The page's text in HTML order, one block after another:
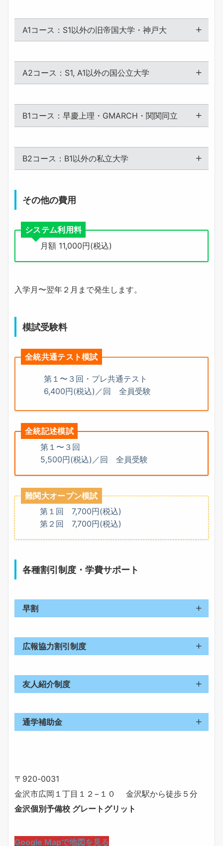
半期プランニング料金 110,000（税込）
半期指導料 220,000 （税込）
半期プランニング料金 220,000（税込）
A1コース：S1以外の旧帝国大学・神戸大
半期指導料 220,000 （税込）
半期プランニング料金 88,000（税込）
A2コース：S1, A1以外の国公立大学
半期指導料 220,000（税込）
半期プランニング料金 71,500（税込）
B1コース：早慶上理・GMARCH・関関同立
半期指導料 （税込）
B2コース：B1以外の私立大学
半期指導料
半期プランニング料金 60,500（税込）
その他の費用
システム利用料
月額 11,000円(税込)
入学月〜翌年２月まで発生します。
模試受験料
全統共通テスト模試
第１〜３回・プレ共通テスト
6,400円(税込)／回 全員受験
全統記述模試
第１〜３回
5,500円(税込)／回 全員受験
難関大オープン模試
第１回 7,700円(税込)
第２回 7,700円(税込)
各種割引制度・学費サポート
早割
55,000円 割引
広報協力割引制度
友人紹介制度
通学補助金
A
金沢市
野々市市
B 石川県
〒920-0031
金沢市広岡１丁目１２−１０ 金沢駅から徒歩５分
金沢個別予備校 グレートグリット
Google Mapで地図を見る